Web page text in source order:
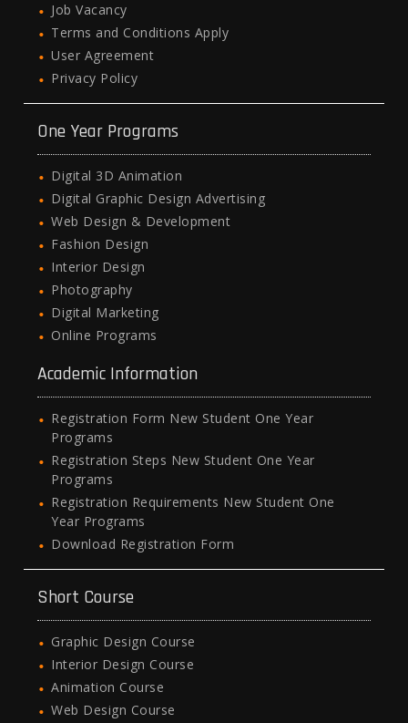
Job Vacancy
Terms and Conditions Apply
User Agreement
Privacy Policy
One Year Programs
Digital 3D Animation
Digital Graphic Design Advertising
Web Design & Development
Fashion Design
Interior Design
Photography
Digital Marketing
Online Programs
Academic Information
Registration Form New Student One Year
Programs
Registration Steps New Student One Year
Programs
Registration Requirements New Student One
Year Programs
Download Registration Form
Short Course
Graphic Design Course
Interior Design Course
Animation Course
Web Design Course